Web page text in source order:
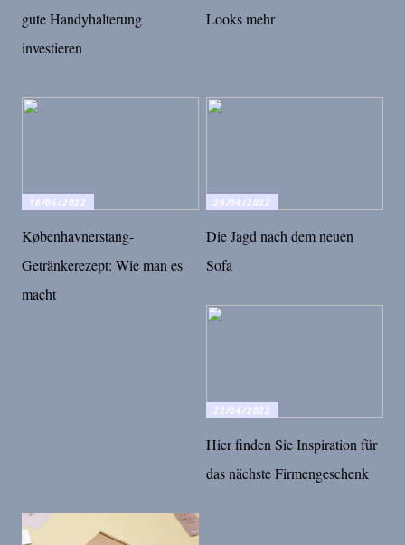
gute Handyhalterung
investieren
Looks mehr
16/05/2022
Københavnerstang-
Getränkerezept: Wie man es
macht
26/04/2022
Die Jagd nach dem neuen
Sofa
22/04/2022
Hier finden Sie Inspiration für
das nächste Firmengeschenk